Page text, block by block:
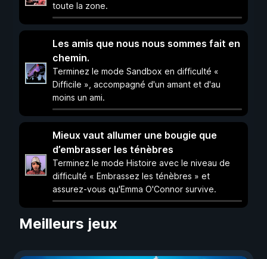
toute la zone.
Les amis que nous nous sommes fait en
chemin.
Terminez le mode Sandbox en difficulté «
Difficile », accompagné d'un amant et d'au
moins un ami.
Mieux vaut allumer une bougie que
d’embrasser les ténèbres
Terminez le mode Histoire avec le niveau de
difficulté « Embrassez les ténèbres » et
assurez-vous qu'Emma O'Connor survive.
Meilleurs jeux